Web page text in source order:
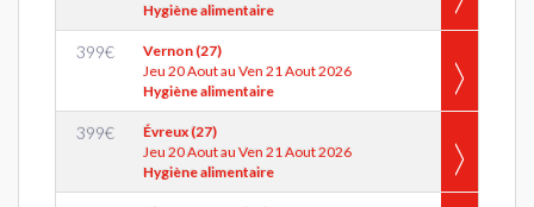
Hygiène alimentaire
399€
Vernon (27)
Jeu 20 Aout au Ven 21 Aout 2026
Hygiène alimentaire
399€
Évreux (27)
Jeu 20 Aout au Ven 21 Aout 2026
Hygiène alimentaire